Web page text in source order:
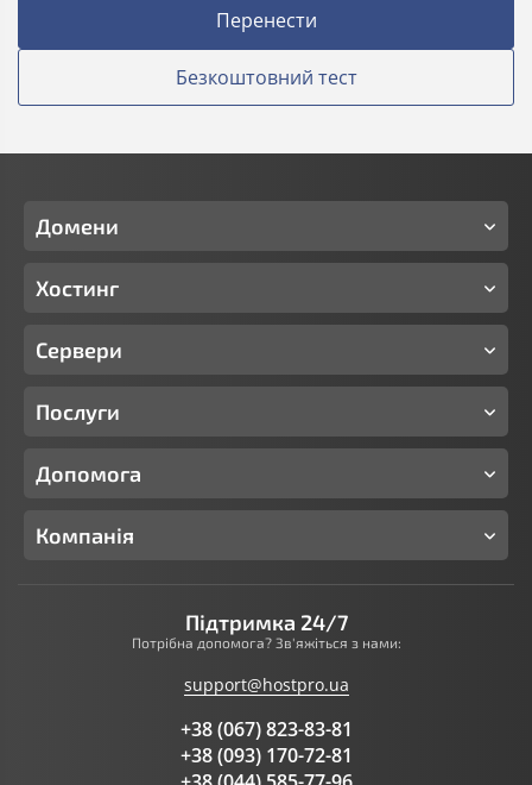
Перенести
Безкоштовний тест
Домени
Хостинг
Сервери
Послуги
Допомога
Компанія
Підтримка 24/7
Потрібна допомога? Зв'яжіться з нами:
support@hostpro.ua
+38 (067) 823-83-81
+38 (093) 170-72-81